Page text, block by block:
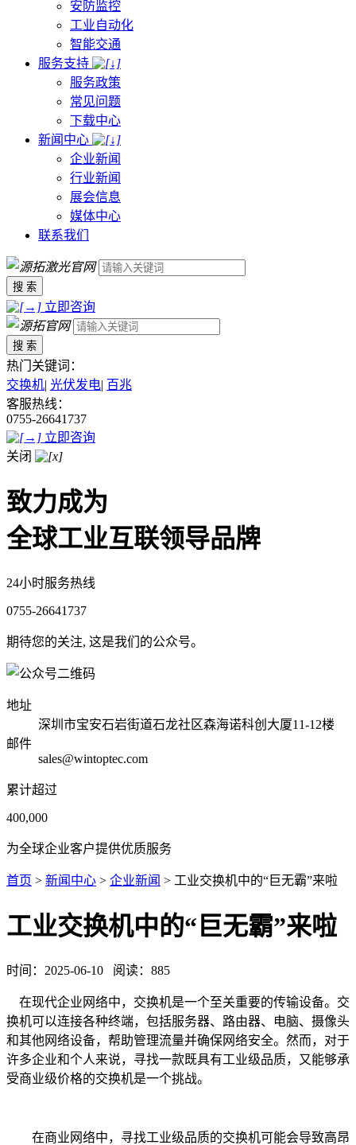
安防监控
工业自动化
智能交通
服务支持
服务政策
常见问题
下载中心
新闻中心
企业新闻
行业新闻
展会信息
媒体中心
联系我们
搜 索
立即咨询
搜 索
热门关键词：
交换机| 光伏发电| 百兆
客服热线：
0755-26641737
立即咨询
关闭
致力成为
全球工业互联领导品牌
24小时服务热线
0755-26641737
期待您的关注, 这是我们的公众号。
地址
深圳市宝安石岩街道石龙社区森海诺科创大厦11-12楼
邮件
sales@wintoptec.com
累计超过
400,000
为全球企业客户提供优质服务
首页 > 新闻中心 > 企业新闻 > 工业交换机中的“巨无霸”来啦
工业交换机中的“巨无霸”来啦
时间： 2025-06-10 阅读： 885
在现代企业网络中，交换机是一个至关重要的传输设备。交
换机可以连接各种终端，包括服务器、路由器、电脑、摄像头
和其他网络设备，帮助管理流量并确保网络安全。然而，对于
许多企业和个人来说，寻找一款既具有工业级品质，又能够承
受商业级价格的交换机是一个挑战。
在商业网络中，寻找工业级品质的交换机可能会导致高昂